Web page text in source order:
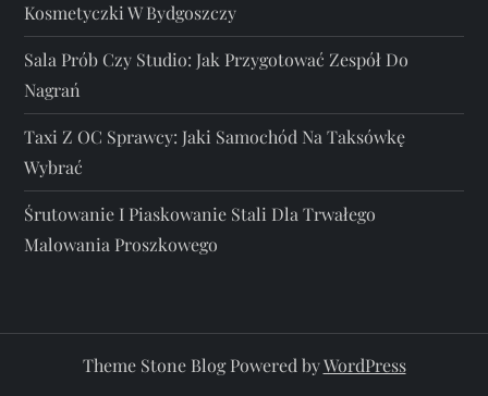
Kosmetyczki W Bydgoszczy
Sala Prób Czy Studio: Jak Przygotować Zespół Do
Nagrań
Taxi Z OC Sprawcy: Jaki Samochód Na Taksówkę
Wybrać
Śrutowanie I Piaskowanie Stali Dla Trwałego
Malowania Proszkowego
Theme Stone Blog Powered byWordPress